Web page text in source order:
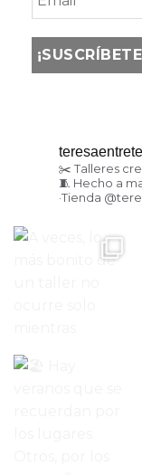
✂️ Talleres
🧵 Hecho a
·Tienda